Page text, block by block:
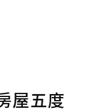
屋五度